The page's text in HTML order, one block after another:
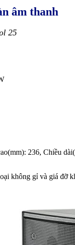
âm thanh
25
236, Chiều
không gỉ và giá đỡ